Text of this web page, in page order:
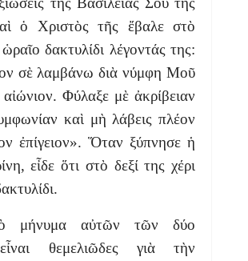
ὁ Χριστὸς τῆς ἔβαλε στὸ
δακτυλίδι λέγοντάς της:
σὲ λαμβάνω διὰ νύμφη Μοῦ
Φύλαξε μὲ ἀκρίβειαν
καὶ μὴ λάβεις πλέον
ἐπίγειον». Ὅταν ξύπνησε ἡ
εἶδε ὅτι στὸ δεξί της χέρι
μήνυμα αὐτῶν τῶν δύο
θεμελιῶδες γιὰ τὴν